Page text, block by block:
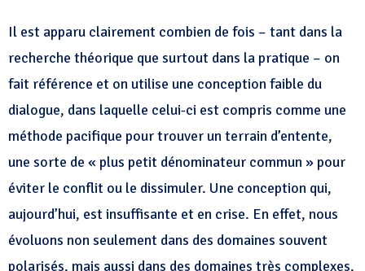
Il est apparu clairement combien de fois – tant dans la
recherche théorique que surtout dans la pratique – on
fait référence et on utilise une conception faible du
dialogue, dans laquelle celui-ci est compris comme une
méthode pacifique pour trouver un terrain d’entente,
une sorte de « plus petit dénominateur commun » pour
éviter le conflit ou le dissimuler. Une conception qui,
aujourd’hui, est insuffisante et en crise. En effet, nous
évoluons non seulement dans des domaines souvent
polarisés, mais aussi dans des domaines très complexes,